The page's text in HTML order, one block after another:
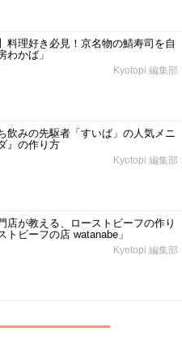
料理好き必見！京名物の鯖寿司を自
わかば」
Kyotopi 編集部
飲みの先駆者「すいば」の人気メニ
』の作り方
Kyotopi 編集部
店が教える、ローストビーフの作り
トビーフの店 watanabe」
Kyotopi 編集部